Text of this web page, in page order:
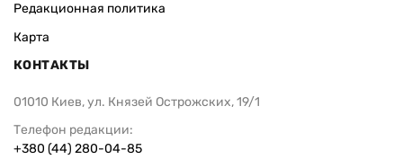
Редакционная политика
Карта
КОНТАКТЫ
01010 Киев, ул. Князей Острожских, 19/1
Телефон редакции:
+380 (44) 280-04-85